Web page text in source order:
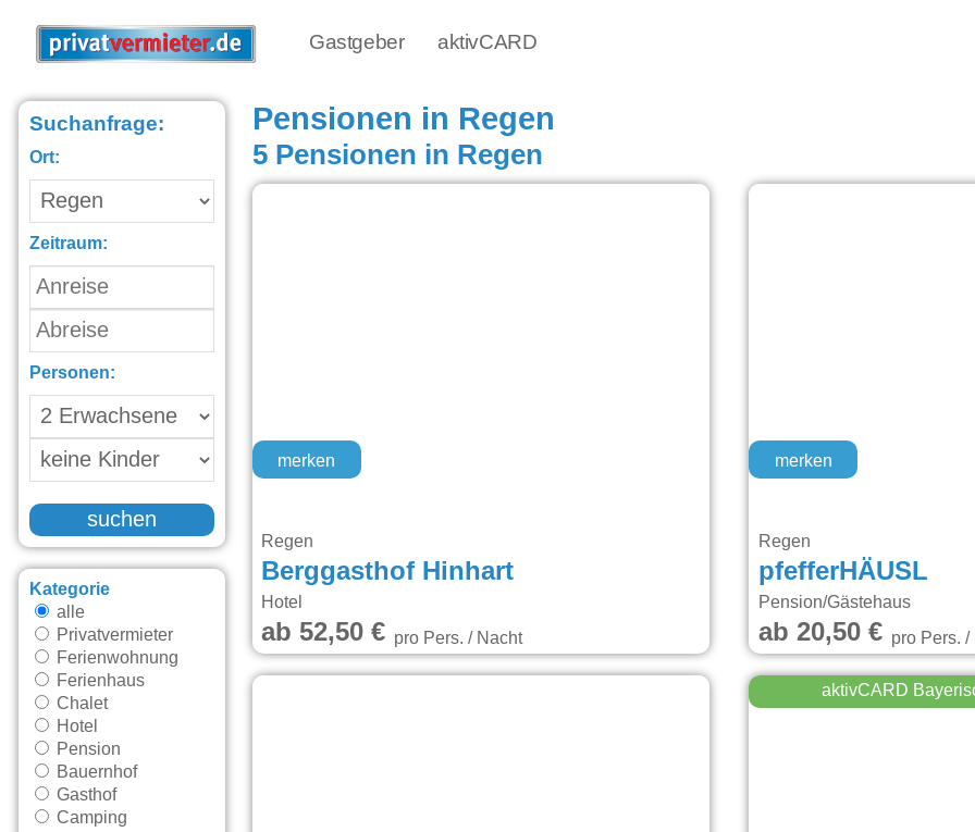
Gastgeber aktivCARD
Suchanfrage:
Ort:
Zeitraum:
Personen:
suchen
Kategorie
alle
Privatvermieter
Ferienwohnung
Ferienhaus
Chalet
Hotel
Pension
Bauernhof
Gasthof
Camping
Pensionen in Regen
5 Pensionen in Regen
merken
Regen
Berggasthof Hinhart
Hotel
ab 52,50 € pro Pers. / Nacht
merken
Regen
pfefferHÄUSL
Pension/Gästehaus
ab 20,50 €pro Pers. /
aktivCARD